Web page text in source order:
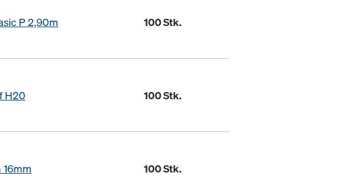
P 2,90m 100 Stk.
H20 100 Stk.
16mm 100 Stk.